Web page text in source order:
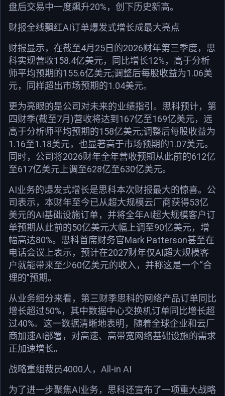
盘后交易中一度飙升20%，创下历史新高。
财报全线飘红AI订单爆发式增长成最大亮点
财报显示，在截至4月25日的2026财年第三季度，思
科实现营收158.4亿美元，同比增长12%，高于分析
师平均预期的155.6亿美元;调整后每股收益为1.06美
元，同样超出市场预期的1.04美元。
更为亮眼的是公司对未来的业绩指引。思科预计，第
四财季(截至7月)营收将达到167亿至169亿美元，远
高于分析师平均预期的158亿美元;调整后每股收益为
1.16至1.18美元，也显著高于市场预期的1.07美元。
同时，公司将2026财年全年营收预期从此前的612亿
至617亿美元上调至628亿至630亿美元。
AI业务的爆发式增长是思科本次财报最大的惊喜。公
司表示，本财年至今已从超大规模云厂商获得53亿
美元的AI基础设施订单，并将全年AI超大规模客户订
单预期从此前的50亿美元大幅上调至90亿美元，增
幅高达80%。思科首席财务官Mark Patterson甚至在
电话会议上表示，预计在2027财年仅AI超大规模客
户就能带来至少60亿美元的收入，并称这是一个“合
理的”预期。
从业务细分来看，第三财季思科的网络产品订单同比
增长超过50%，其中数据中心交换机订单同比增长超
过40%。这一数据清晰地表明，随着全球企业和云厂
商加速AI部署，对高速、高带宽网络基础设施的需求
正加速增长。
战略重组裁员4000人，All-in AI
为了进一步聚焦AI业务，思科还宣布了一项重大战略